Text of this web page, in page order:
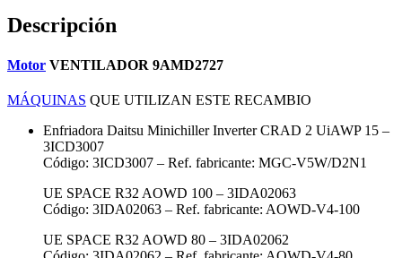
Descripción
Motor VENTILADOR 9AMD2727
MÁQUINAS QUE UTILIZAN ESTE RECAMBIO
Enfriadora Daitsu Minichiller Inverter CRAD 2 UiAWP 15 –
3ICD3007
Código: 3ICD3007 – Ref. fabricante: MGC-V5W/D2N1
UE SPACE R32 AOWD 100 – 3IDA02063
Código: 3IDA02063 – Ref. fabricante: AOWD-V4-100
UE SPACE R32 AOWD 80 – 3IDA02062